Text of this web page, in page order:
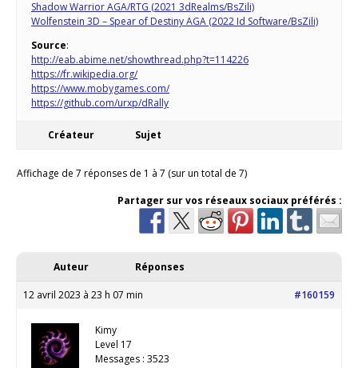
Shadow Warrior AGA/RTG (2021 3dRealms/BsZili)
Wolfenstein 3D – Spear of Destiny AGA (2022 Id Software/BsZili)
Source:
http://eab.abime.net/showthread.php?t=114226
https://fr.wikipedia.org/
https://www.mobygames.com/
https://github.com/urxp/dRally
Créateur Sujet
Affichage de 7 réponses de 1 à 7 (sur un total de 7)
Partager sur vos réseaux sociaux préférés :
Auteur Réponses
12 avril 2023 à 23 h 07 min #160159
Kimy
Level 17
Messages : 3523